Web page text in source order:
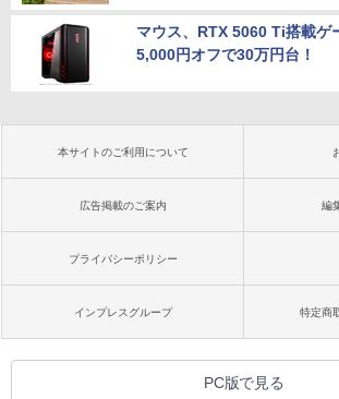
マウス、RTX 5060 Ti搭載ゲ
5,000円オフで30万円台！
本サイトのご利用について
広告掲載のご案内 編
プライバシーポリシー
インプレスグループ 特定商
PC版で見る